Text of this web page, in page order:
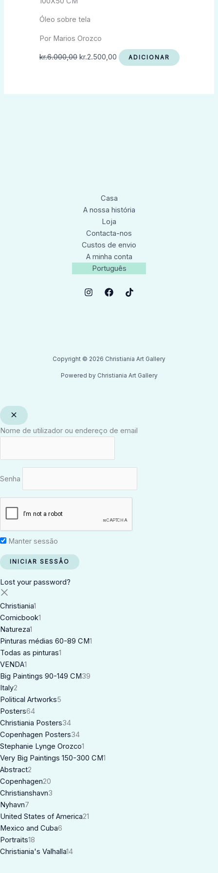
Óleo sobre tela
Por Marios Orozco
kr.6.000,00 kr.2.500,00 ADICIONAR
Casa
A nossa história
Loja
Contacta-nos
Custos de envio
A minha conta
Português
Copyright © 2026 Christiania Art Gallery
Powered by Christiania Art Gallery
Nome de utilizador ou endereço de email
Senha
Manter sessão
Lost your password?
Christiania1
Comicbook1
Natureza1
Pinturas médias 60-89 CM1
Todas as pinturas1
VENDA1
Big Paintings 90-149 CM39
Italy2
Political Artworks5
Posters64
Christiania Posters34
Copenhagen Posters34
Stephanie Lynge Orozco1
Very Big Paintings 150-300 CM1
Abstract2
Copenhagen20
Christianshavn3
Nyhavn7
United States of America21
Mexico and Cuba6
Portraits18
Christiania's Valhalla14